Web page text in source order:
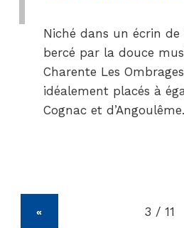
Niché dans un écrin
bercé par la douce
Charente Les
idéalement placés à
Cognac et d’Angoulême.
«